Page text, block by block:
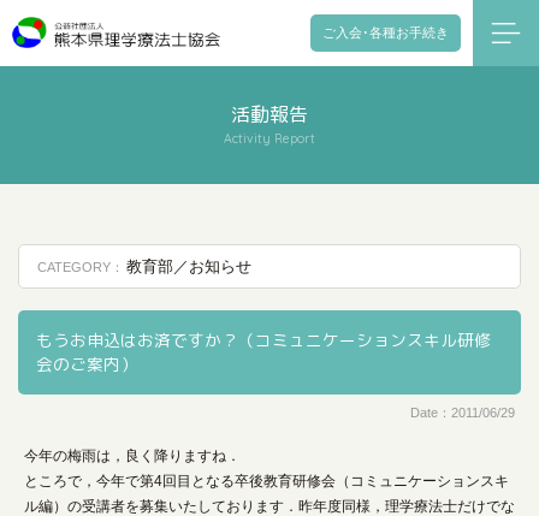
ご入会･各種お手続き
活動報告
Activity Report
CATEGORY： 教育部／お知らせ
もうお申込はお済ですか？（コミュニケーションスキル研修
会のご案内）
Date：2011/06/29
今年の梅雨は，良く降りますね．
ところで，今年で第4回目となる卒後教育研修会（コミュニケーションスキ
ル編）の受講者を募集いたしております．昨年度同様，理学療法士だけでな